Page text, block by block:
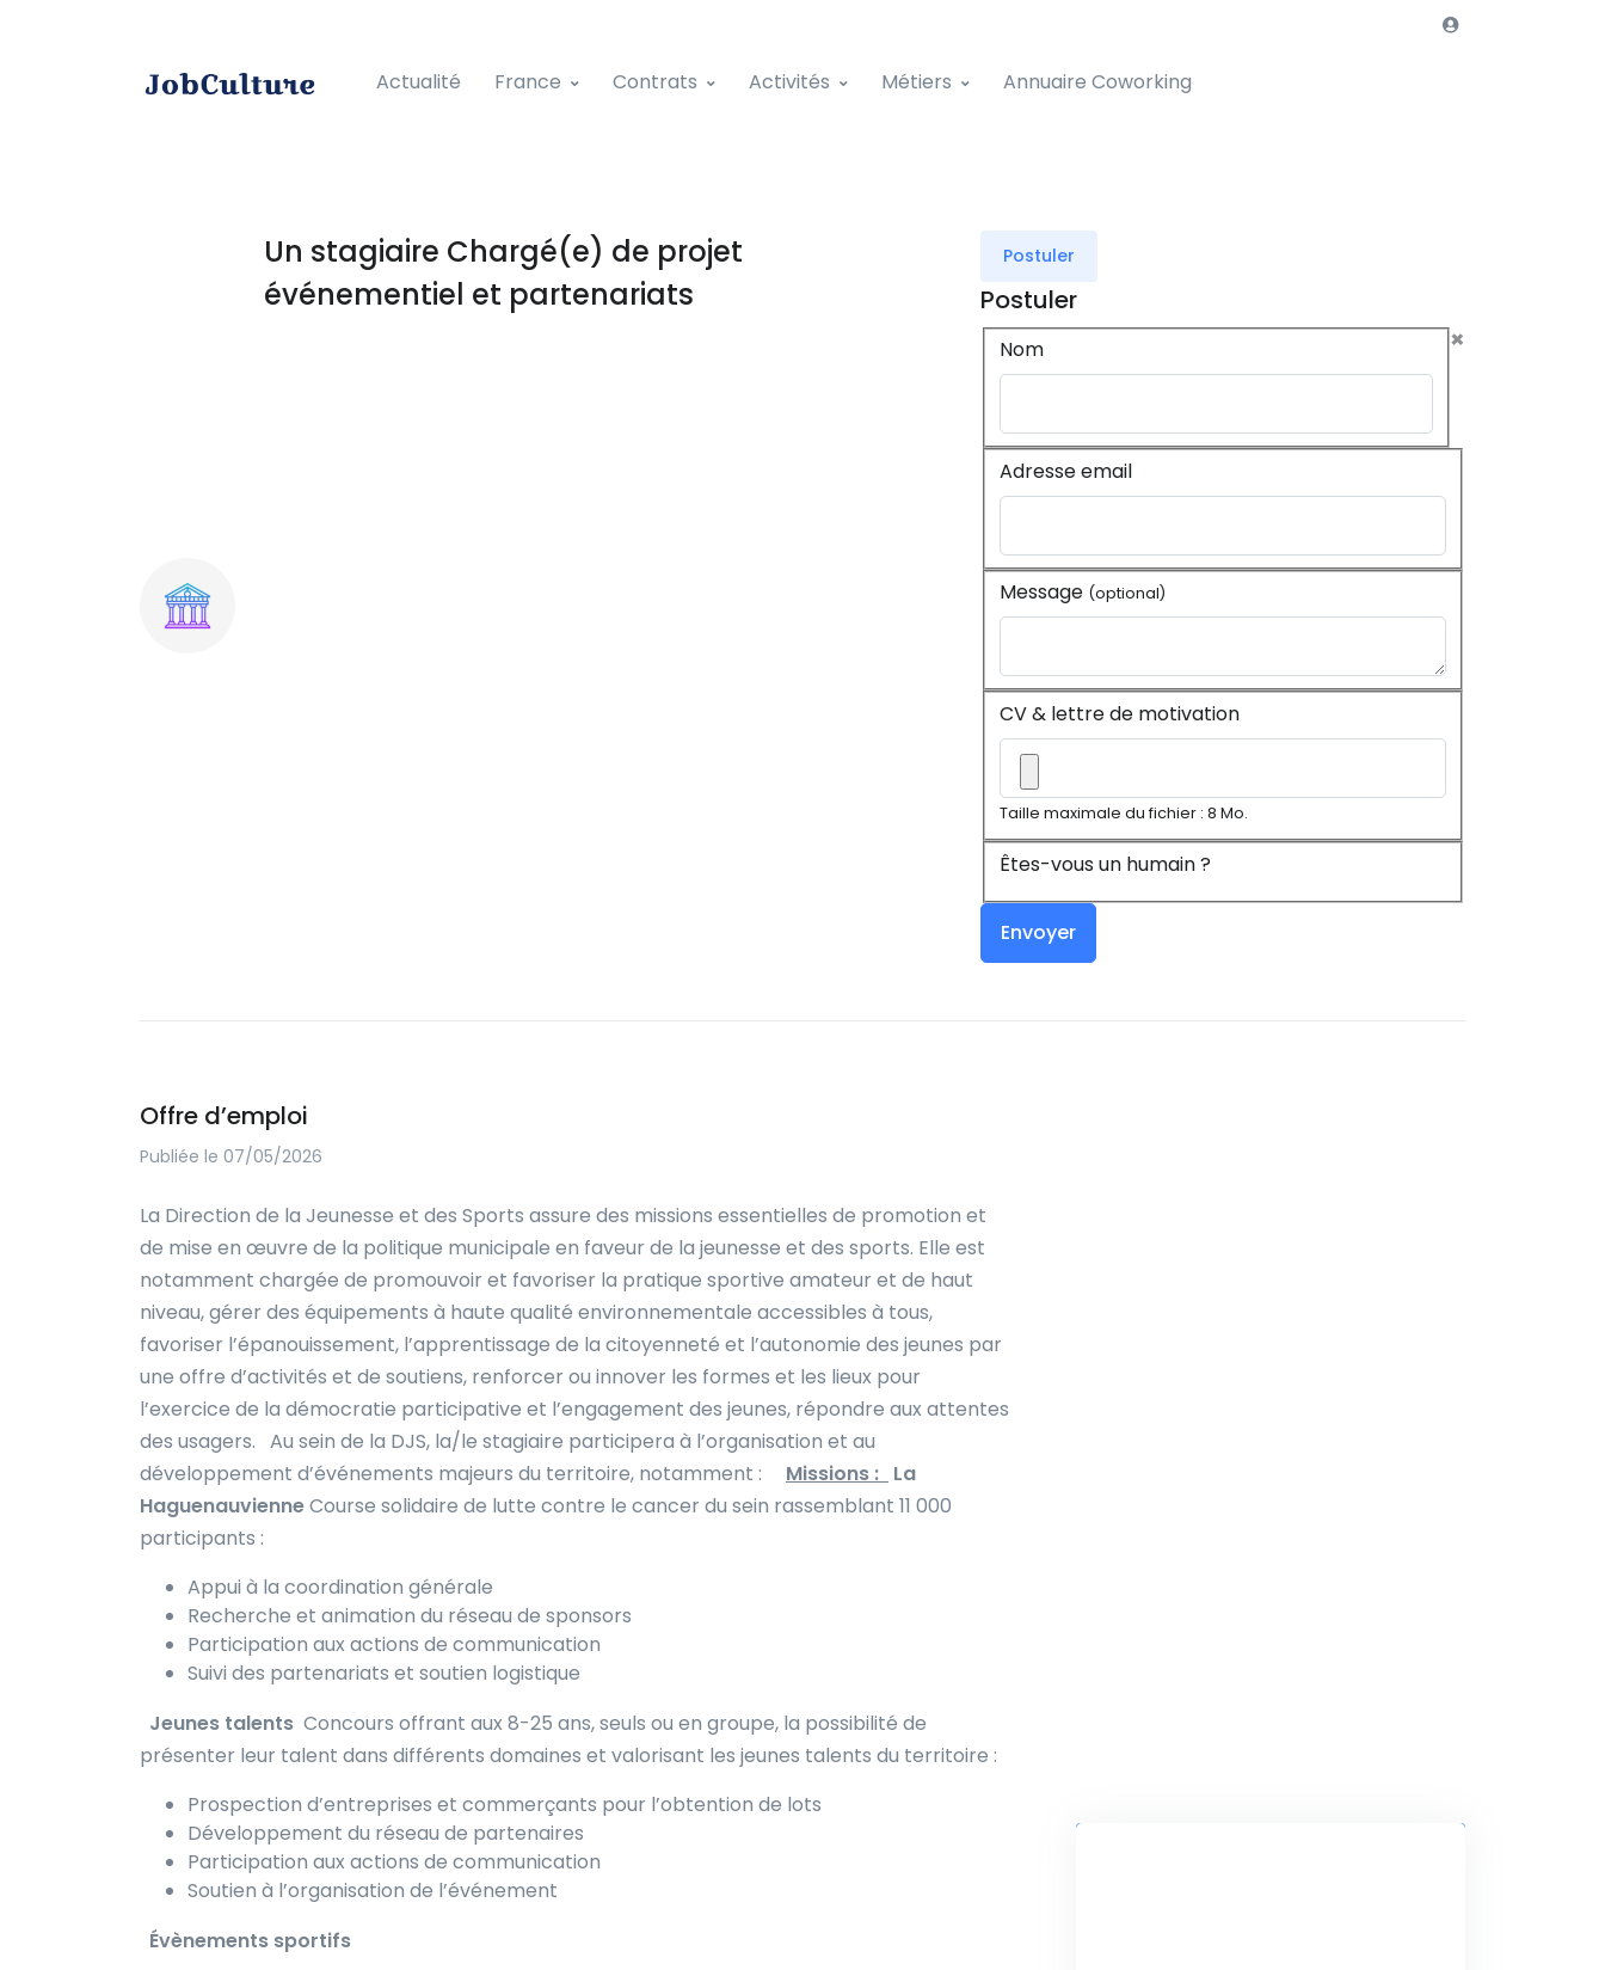
Actualité France Contrats Activités Métiers Annuaire Coworking
Un stagiaire Chargé(e) de projet
événementiel et partenariats
Postuler
Postuler
×
Nom
Adresse email
Message (optional)
CV & lettre de motivation
Taille maximale du fichier : 8 Mo.
Êtes-vous un humain ?
Offre d’emploi
Publiée le 07/05/2026
La Direction de la Jeunesse et des Sports assure des missions essentielles de promotion et
de mise en œuvre de la politique municipale en faveur de la jeunesse et des sports. Elle est
notamment chargée de promouvoir et favoriser la pratique sportive amateur et de haut
niveau, gérer des équipements à haute qualité environnementale accessibles à tous,
favoriser l’épanouissement, l’apprentissage de la citoyenneté et l’autonomie des jeunes par
une offre d’activités et de soutiens, renforcer ou innover les formes et les lieux pour
l’exercice de la démocratie participative et l’engagement des jeunes, répondre aux attentes
des usagers. Au sein de la DJS, la/le stagiaire participera à l’organisation et au
développement d’événements majeurs du territoire, notamment : Missions : La
HaguenauvienneCourse solidaire de lutte contre le cancer du sein rassemblant 11 000
participants :
Appui à la coordination générale
Recherche et animation du réseau de sponsors
Participation aux actions de communication
Suivi des partenariats et soutien logistique
Jeunes talents Concours offrant aux 8-25 ans, seuls ou en groupe, la possibilité de
présenter leur talent dans différents domaines et valorisant les jeunes talents du territoire :
Prospection d’entreprises et commerçants pour l’obtention de lots
Développement du réseau de partenaires
Participation aux actions de communication
Soutien à l’organisation de l’événement
Évènements sportifs